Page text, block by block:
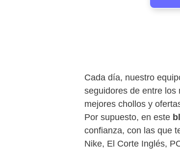
Cada día, nuestro
seguidores de entre los
mejores chollos y
Por supuesto, en este
confianza, con las que
Nike, El Corte Inglés,